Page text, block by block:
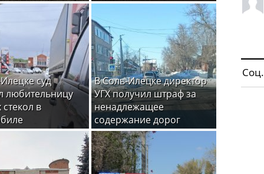
суд
любительницу
в
В Соль-Илецке директор
УГХ получил штраф за
ненадлежащее
содержание дорог